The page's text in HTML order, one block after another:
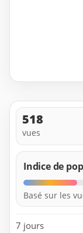
518
vues
Indice de
Basé sur les
7 jours